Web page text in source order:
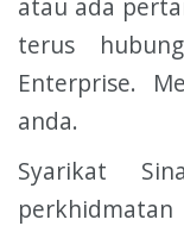
terus
Enterprise.
anda.
Syarikat